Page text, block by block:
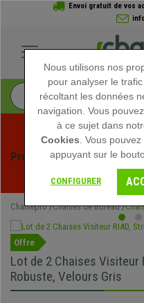
Envoi gratuit de vos
Profitez des soldes d'été
exclusives pour une
Chaisepro Chaises de Bureau
Offre
Lot de 2 Chaises Visiteur
Robuste, Velours Gris
Nous utilisons nos
pour analyser le
récoltant les données
navigation. Vous
à ce sujet dans
Cookies . Vous
appuyant sur le
CONFIGURER